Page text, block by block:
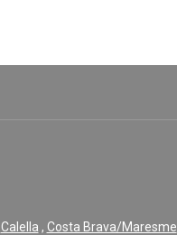
Calella , Costa Brava/Maresme